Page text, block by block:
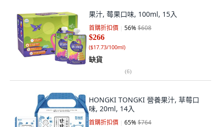
果汁, 莓果口味, 100ml, 15入
首購折扣價 56%$608
$266
($17.73/100ml)
缺貨
(6)
HONGKI TONGKI 營養果汁, 草莓口
味, 20ml, 14入
首購折扣價 65%$764